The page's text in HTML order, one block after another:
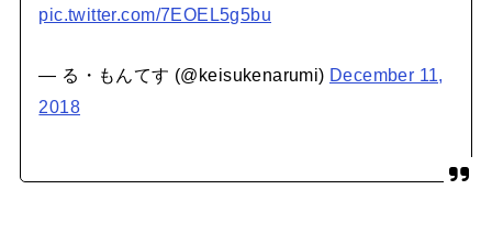
pic.twitter.com/7EOEL5g5bu
— る・もんてす (@keisukenarumi) December 11,
2018